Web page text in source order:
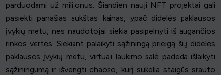
parduodami už milijonus. Šiandien nauji NFT projektai gali
pasiekti panašias aukštas kainas, ypač didelės paklausos
įvykių metu, nes naudotojai siekia pasipelnyti iš augančios
rinkos vertės. Siekiant palaikyti sąžiningą prieigą šių didelės
paklausos įvykių metu, virtuali laukimo salė padeda išlaikyti
sąžiningumą ir išvengti chaoso, kurį sukelia staigūs srauto